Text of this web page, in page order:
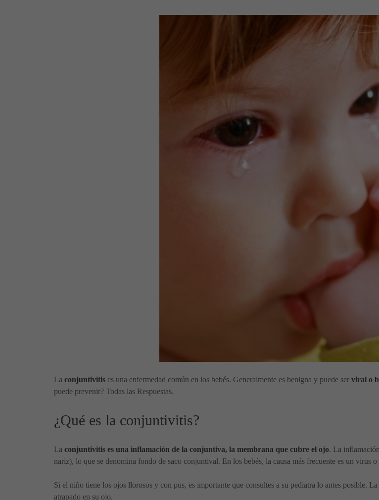
La conjuntivitis es una enfermedad común en los bebés. Generalmente es benigna y puede ser viral o
puede prevenir? Todas las Respuestas.
¿Qué es la conjuntivitis?
La conjuntivitis es una inflamación de la conjuntiva, la membrana que cubre el ojo. La
nariz), lo que se denomina fondo de saco conjuntival. En los bebés, la causa más frecuente es un virus o
Si el niño tiene los ojos llorosos y con pus, es importante que consultes a su pediatra lo antes posible.
atrapado en su ojo.